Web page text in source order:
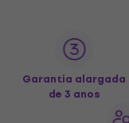
Garantia alargada
de 3 anos